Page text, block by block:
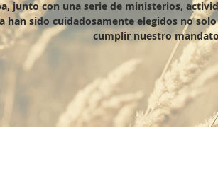
junto con una serie de ministerios,
han sido cuidadosamente elegidos no
cumplir nuestro